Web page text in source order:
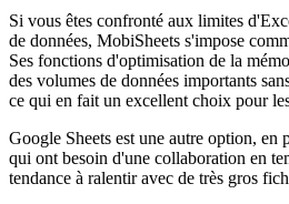
Si vous êtes confronté aux limites
de données, MobiSheets s'impose
Ses fonctions d'optimisation de la
des volumes de données importants
ce qui en fait un excellent choix pour
Google Sheets est une autre option, en
qui ont besoin d'une collaboration en
tendance à ralentir avec de très gros